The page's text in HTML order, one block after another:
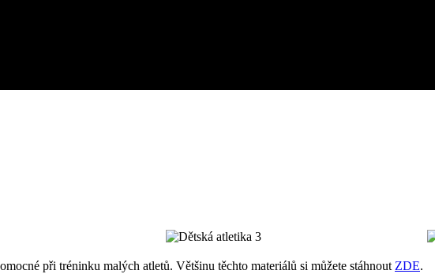
při tréninku malých atletů. Většinu těchto materiálů si můžete stáhnoutZDE.